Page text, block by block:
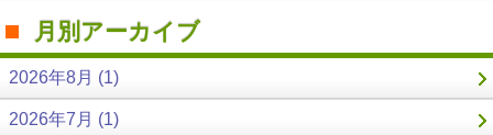
月別アーカイブ
2026年8月 (1)
2026年7月 (1)